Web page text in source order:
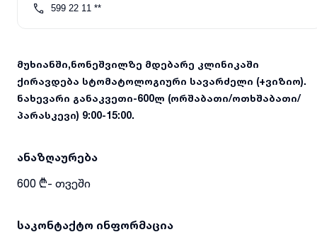
599 22 11 **
მუხიანში,ნონეშვილზე მდებარე კლინიკაში
ქირავდება სტომატოლოგიური სავარძელი (+ვიზიო).
ნახევარი განაკვეთი-600ლ (ორშაბათი/ოთხშაბათი/
პარასკევი) 9:00-15:00.
ანაზღაურება
600 ₾- თვეში
საკონტაქტო ინფორმაცია